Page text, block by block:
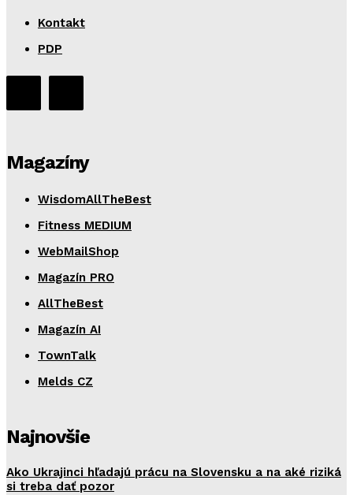
Kontakt
PDP
Magazíny
WisdomAllTheBest
Fitness MEDIUM
WebMailShop
Magazín PRO
AllTheBest
Magazín AI
TownTalk
Melds CZ
Najnovšie
Ako Ukrajinci hľadajú prácu na Slovensku a na aké riziká
si treba dať pozor